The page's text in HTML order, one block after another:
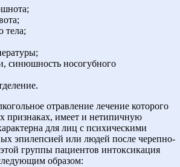
тела;
синюшность носогубного
отравление лечение которого
признаках, имеет и нетипичную
для лиц с психическими
эпилепсией или людей после черепно-
группы пациентов интоксикация
образом: